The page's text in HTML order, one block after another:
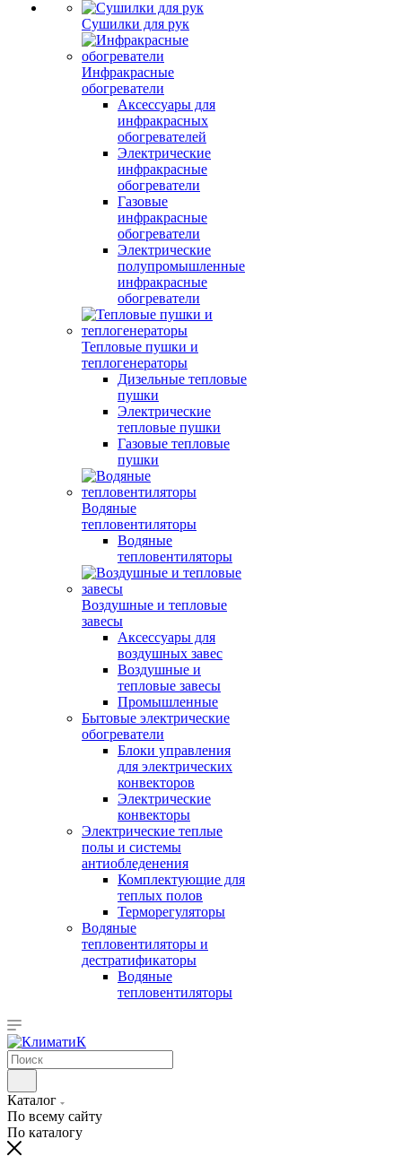
Сушилки для рук
Инфракрасные
обогреватели
Аксессуары для
инфракрасных
обогревателей
Электрические
инфракрасные
обогреватели
Газовые
инфракрасные
обогреватели
Электрические
полупромышленные
инфракрасные
обогреватели
Тепловые пушки и
теплогенераторы
Дизельные тепловые
пушки
Электрические
тепловые пушки
Газовые тепловые
пушки
Водяные
тепловентиляторы
Водяные
тепловентиляторы
Воздушные и тепловые
завесы
Аксессуары для
воздушных завес
Воздушные и
тепловые завесы
Промышленные
Бытовые электрические
обогреватели
Блоки управления
для электрических
конвекторов
Электрические
конвекторы
Электрические теплые
полы и системы
антиобледенения
Комплектующие для
теплых полов
Терморегуляторы
Водяные
тепловентиляторы и
дестратификаторы
Водяные
тепловентиляторы
Каталог
По всему сайту
По каталогу